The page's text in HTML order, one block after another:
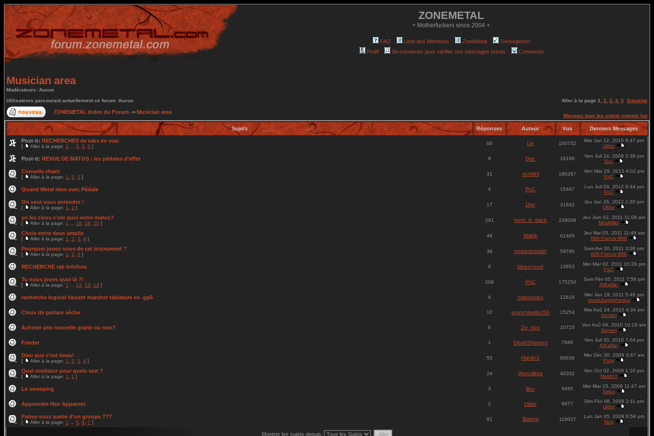
ZONEMETAL
+ Motherfuckers since 2004 +
FAQ Liste des Membres ZoneMetal
S'enregistrer
Profil
Se connecter pour vérifier ses messages privés Connexion
Musician area
Modérateurs: Aucun
Utilisateurs parcourant actuellement ce forum: Aucun
Aller à la page 1 2 3 4 5 Suivante
ZONEMETAL Index du Forum -> Musician area
Marquez tous les sujets comme lus
Sujets Réponses Auteur Vus Derniers Messages
Post-it: RECHERCHES de tabs en vrac
[ Aller à la page: 1 3 4 5 ]
66 Lix 100752
Mar Jan 12, 2010 8:47 pm
Uldor
Post-it: REVUE DE MATOS : les pédales d'effet 9 Doc 16196
Ven Juil 24, 2009 3:39 pm
Doc
Conseils chant
[ Aller à la page: 1 2 3 ]
31 ecrelinf 180287
Ven Mar 29, 2013 4:02 pm
PoC
Quand Metal rime avec Pédale 4 PoC 15467
Lun Juil 09, 2012 9:44 pm
PoC
On veut vous entendre !
[ Aller à la page: 1 2 ]
17 Doc 31842
Jeu Jan 26, 2012 1:20 pm
Uldor
yo les zicos c'est quoi votre matos?
[ Aller à la page: 1 18 19 20 ]
291 nono_is_back 228009
Jeu Juin 02, 2011 11:08 am
Mindkiller
Choix entre deux amplis
[ Aller à la page: 1 2 3 4 ]
46 Malok 61465
Jeu Mai 05, 2011 11:49 am
666-France-999
Pourquoi jouez-vous de cet instrument ?
[ Aller à la page: 1 2 3 ]
38 musicbreeder 59790
Sam Avr 30, 2011 3:06 pm
666-France-999
RECHERCHE tab lofofora 6 bluesysoul 13653
Mer Mar 02, 2011 10:29 pm
PoC
Tu nous joues quoi là ?!
[ Aller à la page: 1 12 13 14 ]
208 PoC 175250
Sam Fév 05, 2011 7:58 pm
ArKaNe-
recherche logiciel faisant marcher tablature en .gp5 4 naboowars 12616
Mer Jan 19, 2011 5:46 pm
plasticbaginthesea
Choix de guitare sèche 10 grunchinette250 15254
Mar Aoû 24, 2010 4:34 pm
Sensei
Acheter une nouvelle gratte ou non? 6 Ze_nico 10723
Ven Aoû 06, 2010 10:19 am
Sensei
Fender 1 DeathSheperd 7686
Ven Juil 30, 2010 7:04 pm
ArKaNe-
Dieu que c'est beau!
[ Aller à la page: 1 2 3 4 ]
55 Hardo'z 69638
Mer Déc 30, 2009 3:47 am
Prog
Quel mediator pour quels son ?
[ Aller à la page: 1 2 ]
24 Apocalipta 40332
Ven Oct 02, 2009 1:10 pm
Hardo'z
Le sweeping 3 lilou 9485
Mer Mar 25, 2009 11:47 am
Sirius
Apprendre Heir Apparent 2 Uldor 8877
Dim Fév 08, 2009 2:11 pm
Uldor
Faites-vous partie d'un groupe ???
[ Aller à la page: 1 5 6 7 ]
91 Batiste 118027
Lun Jan 05, 2009 8:59 pm
Nico
Montrer les sujets depuis: